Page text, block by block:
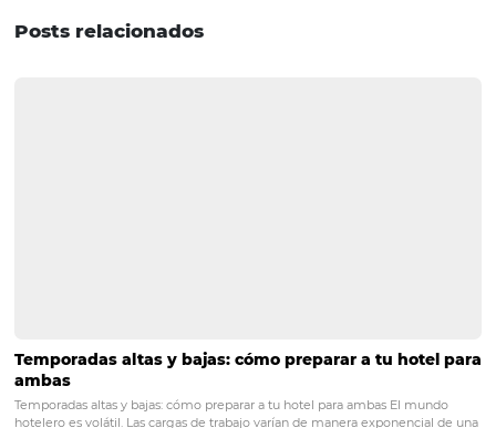
Unadministrador de canales
la importancia de social selling
Ventajas de utilizar canales de venta en un